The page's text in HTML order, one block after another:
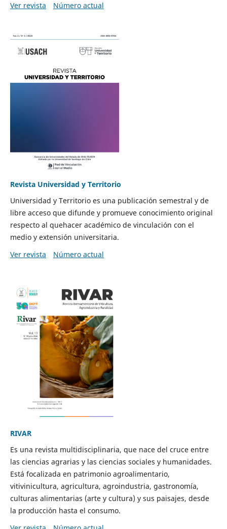
Ver revista
Número actual
Revista Universidad y Territorio
Universidad y Territorio es una publicación semestral y de
libre acceso que difunde y promueve conocimiento original
respecto al quehacer académico de vinculación con el
medio y extensión universitaria.
Ver revista
Número actual
RIVAR
Es una revista multidisciplinaria, que nace del cruce entre
las ciencias agrarias y las ciencias sociales y humanidades.
Está focalizada en patrimonio agroalimentario,
vitivinicultura, agricultura, agroindustria, gastronomía,
culturas alimentarias (arte y cultura) y sus paisajes, desde
la producción hasta el consumo.